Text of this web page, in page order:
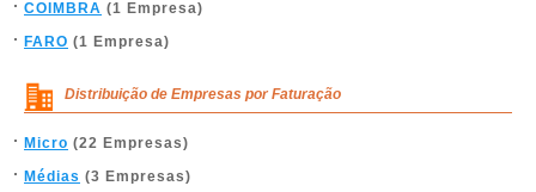
COIMBRA (1 Empresa)
FARO (1 Empresa)
Distribuição de Empresas por Faturação
Micro (22 Empresas)
Médias (3 Empresas)